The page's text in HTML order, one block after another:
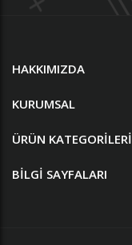
HAKKIMIZDA
KURUMSAL
ÜRÜN KATEGORILERI
BILGI SAYFALARI